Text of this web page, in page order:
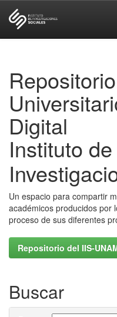
Repositorio
Digital
Instituto de
Un espacio para compartir
académicos producidos por
proceso de sus diferentes
Repositorio del IIS-
Buscar